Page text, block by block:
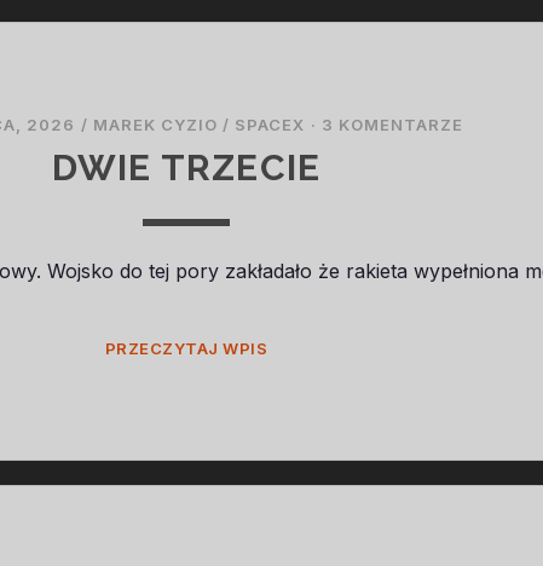
2026 / MAREK CYZIO / SPACEX · 3 KOMENTARZE
DWIE TRZECIE
Wojsko do tej pory zakładało że rakieta wypełniona
PRZECZYTAJ WPIS